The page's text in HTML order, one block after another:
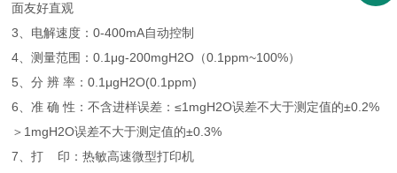
面友好直观
3、电解速度：0-400mA自动控制
4、测量范围：0.1μg-200mgH2O（0.1ppm~100%）
5、分 辨 率：0.1μgH2O(0.1ppm)
6、准 确 性：不含进样误差：≤1mgH2O误差不大于测定值的±0.2%
＞1mgH2O误差不大于测定值的±0.3%
7、打 印：热敏高速微型打印机